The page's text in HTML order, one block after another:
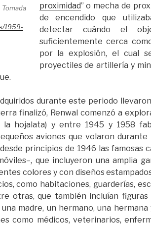
Tomada
1959-
proximidad” o mecha de
de encendido que
detectar cuándo el
suficientemente cerca
por la explosión, el cual
proyectiles de artillería y
durante este periodo
finalizó, Renwal comenzó a
la hojalata) y entre 1945 y 1958
aviones que volaron durante
principios de 1946 las famosas
que incluyeron una amplia
colores y con diseños
como habitaciones, guarderías,
otras, que también incluían figuras
madre, un hermano, una
como médicos, veterinarios,